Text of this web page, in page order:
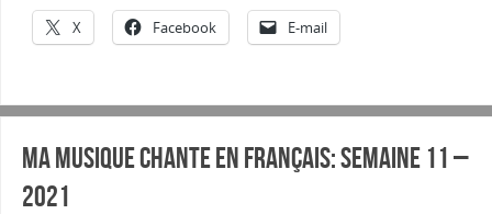
X Facebook E-mail
Ma musique chante en Français: Semaine 11 –
2021